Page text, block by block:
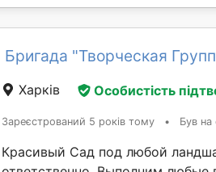
Бригада "Творческая
Харків Особистість
Зареєстрований 5 років тому • Був на
Красивый Сад под любой